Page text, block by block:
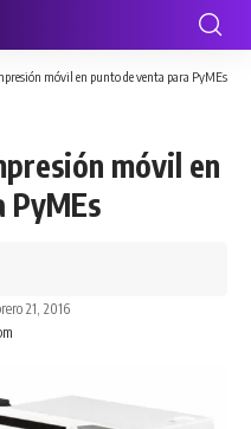
móvil en punto de venta para PyMEs
móvil en
PyMEs
21, 2016